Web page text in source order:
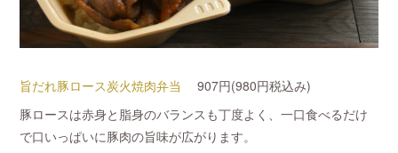
旨だれ豚ロース炭火焼肉弁当907円(980円税込み)
豚ロースは赤身と脂身のバランスも丁度よく、一口食べるだけ
で口いっぱいに豚肉の旨味が広がります。